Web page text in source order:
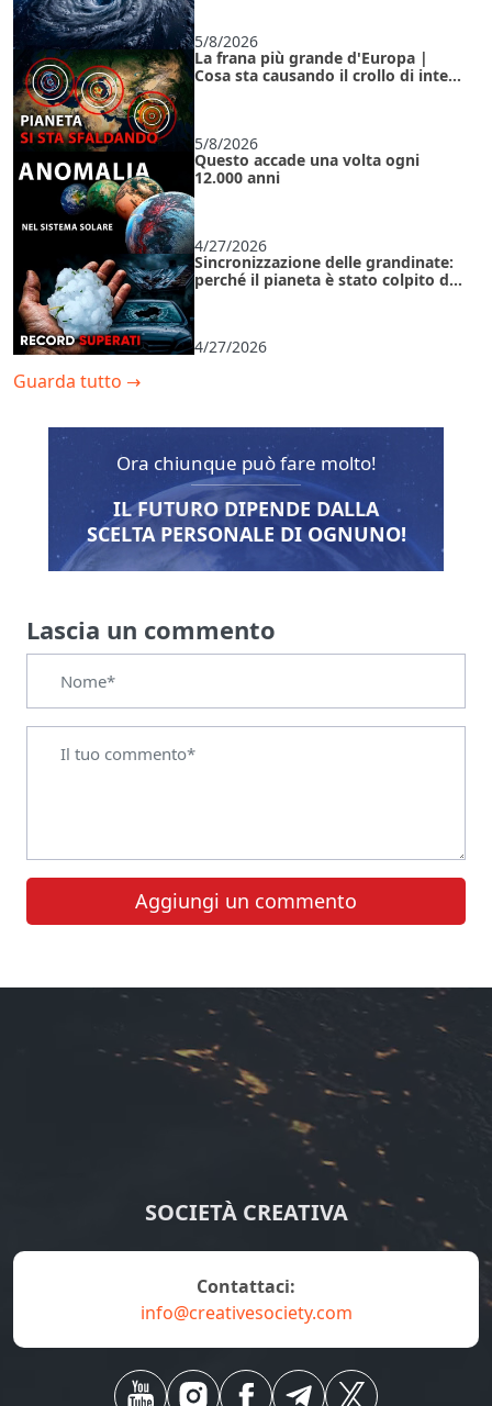
5/8/2026
La frana più grande d'Europa |
Cosa sta causando il crollo di intere
5/8/2026
Questo accade una volta ogni
12.000 anni
4/27/2026
Sincronizzazione delle grandinate:
perché il pianeta è stato colpito da
4/27/2026
Guarda tutto →
Ora chiunque può fare molto!
IL FUTURO DIPENDE DALLA
SCELTA PERSONALE DI OGNUNO!
Lascia un commento
Aggiungi un commento
SOCIETÀ CREATIVA
contattaci:
info@creativesociety.com